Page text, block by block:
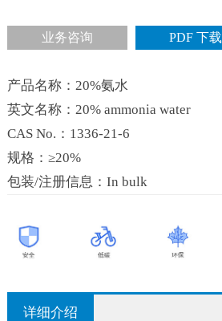
业务咨询 PDF 下载
产品名称：20%氨水
英文名称：20% ammonia water
CAS No.：1336-21-6
规格：≥20%
包装/注册信息：In bulk
详细介绍